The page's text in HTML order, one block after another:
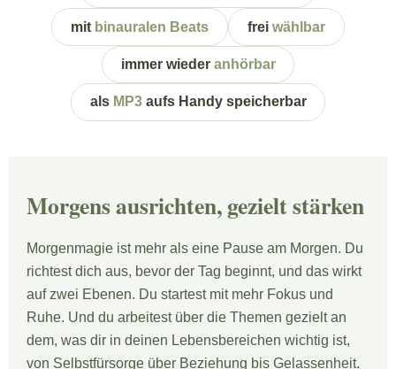
mit binauralen Beats frei wählbar
immer wieder anhörbar
als MP3aufs Handy speicherbar
Morgens ausrichten, gezielt stärken
Morgenmagie ist mehr als eine Pause am Morgen. Du
richtest dich aus, bevor der Tag beginnt, und das wirkt
auf zwei Ebenen. Du startest mit mehr Fokus und
Ruhe. Und du arbeitest über die Themen gezielt an
dem, was dir in deinen Lebensbereichen wichtig ist,
von Selbstfürsorge über Beziehung bis Gelassenheit.